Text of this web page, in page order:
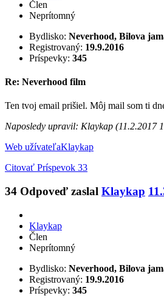
Člen
Neprítomný
Bydlisko: Neverhood, Bilova
Registrovaný: 19.9.2016
Príspevky: 345
Re: Neverhood film
Ten tvoj email prišiel. Môj mail som ti
Naposledy upravil: Klaykap (11.2.2017
Web užívateľaKlaykap
Citovať Príspevok 33
34 Odpoveď zaslal Klaykap
Klaykap
Člen
Neprítomný
Bydlisko: Neverhood, Bilova
Registrovaný: 19.9.2016
Príspevky: 345